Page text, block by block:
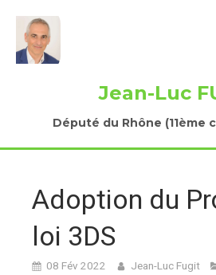
Jean-Luc
Député du Rhône (11ème
Adoption du
loi 3DS
08 Fév 2022 Jean-Luc Fugit